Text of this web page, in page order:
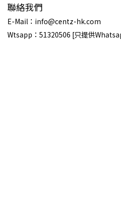
聯絡我們
E-Mail：info@centz-hk.com
Wtsapp：51320506 [只提供